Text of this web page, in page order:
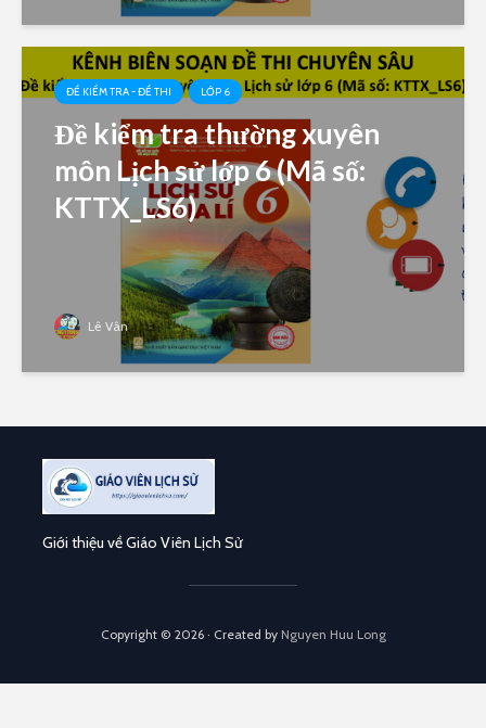
ĐỀ KIỂM TRA - ĐỀ THI LỚP 6
Đề kiểm tra thường xuyên
môn Lịch sử lớp 6 (Mã số:
KTTX_LS6)
Lê Vân
Giới thiệu về Giáo Viên Lịch Sử
Copyright © 2026 · Created by Nguyen Huu Long